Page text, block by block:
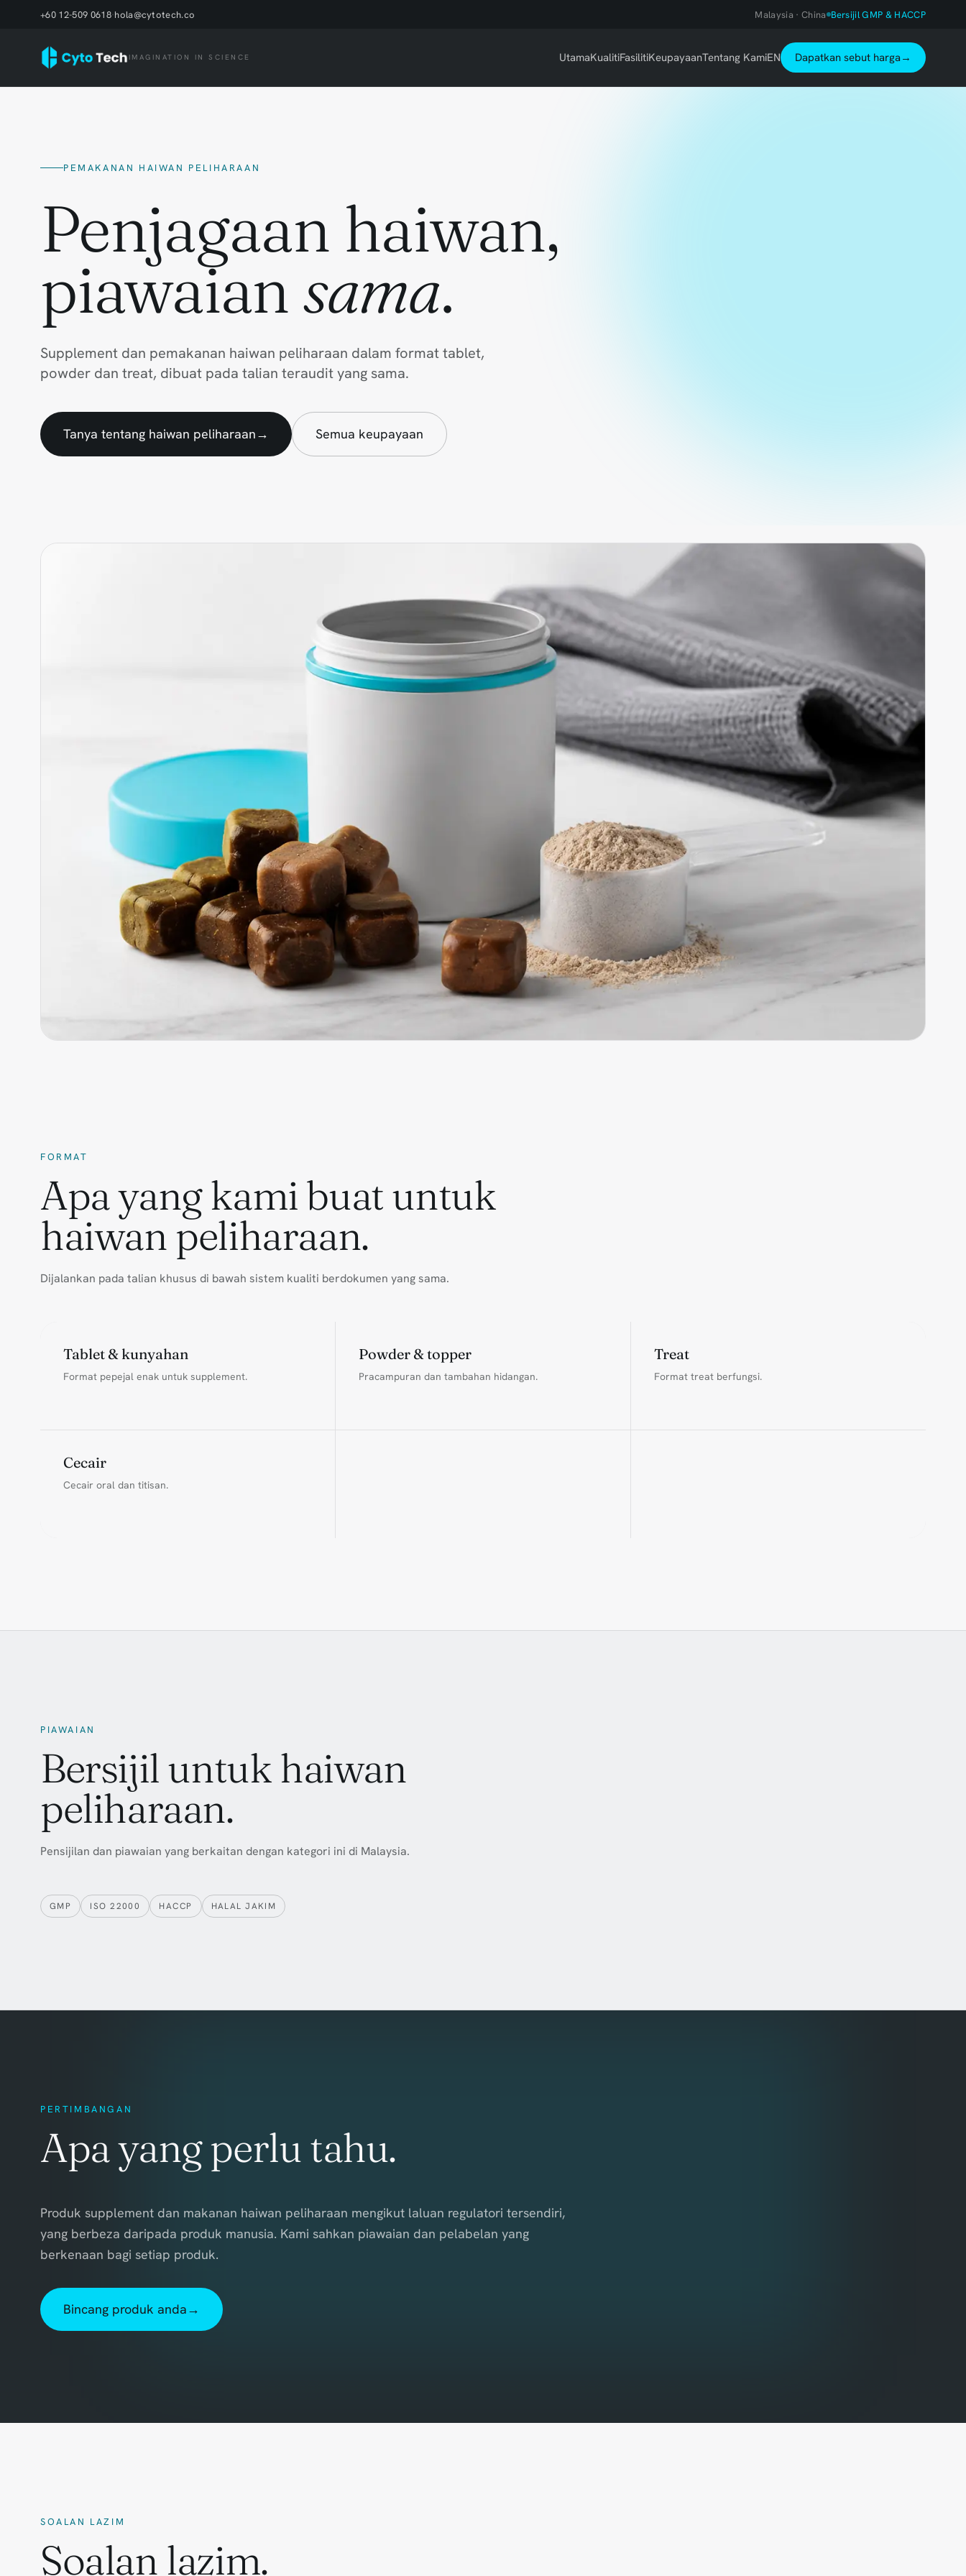
+60 12-509 0618·hola@cytotech.co Malaysia · China Bersijil GMP & HACCP
IMAGINATION IN SCIENCE UtamaKualitiFasilitiKeupayaanTentang KamiEN Dapatkan sebut harga→
PEMAKANAN HAIWAN PELIHARAAN
Penjagaan haiwan,
piawaiansama.
Supplement dan pemakanan haiwan peliharaan dalam format tablet,
powder dan treat, dibuat pada talian teraudit yang sama.
Tanya tentang haiwan peliharaan→ Semua keupayaan
FORMAT
Apa yang kami buat untuk
haiwan peliharaan.
Dijalankan pada talian khusus di bawah sistem kualiti berdokumen yang sama.
Tablet & kunyahan
Format pepejal enak untuk supplement.
Powder & topper
Pracampuran dan tambahan hidangan.
Treat
Format treat berfungsi.
Cecair
Cecair oral dan titisan.
PIAWAIAN
Bersijil untuk haiwan
peliharaan.
Pensijilan dan piawaian yang berkaitan dengan kategori ini di Malaysia.
GMP ISO 22000 HACCP HALAL JAKIM
PERTIMBANGAN
Apa yang perlu tahu.
Produk supplement dan makanan haiwan peliharaan mengikut laluan regulatori tersendiri,
yang berbeza daripada produk manusia. Kami sahkan piawaian dan pelabelan yang
berkenaan bagi setiap produk.
Bincang produk anda→
SOALAN LAZIM
Soalan lazim.